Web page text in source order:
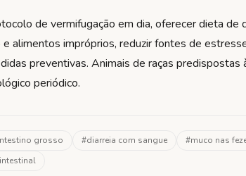
de vermifugação em dia, oferecer dieta
e alimentos impróprios, reduzir fontes de
preventivas. Animais de raças
periódico.
grosso #diarreia com sangue #muco nas